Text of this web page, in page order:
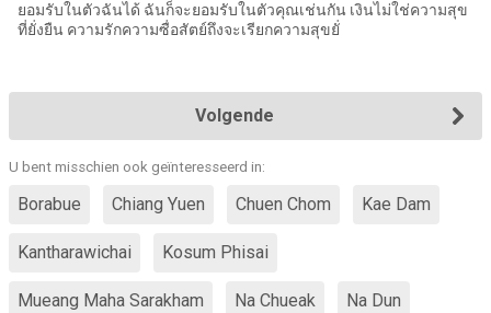
ยอมรับในตัวฉันได้ ฉันก็จะยอมรับในตัวคุณเช่นกัน เงินไม่ใช่ความสุข
ที่ยั่งยืน ความรักความซื่อสัตย์ถึงจะเรียกความสุขยั่
Volgende
U bent misschien ook geïnteresseerd in:
Borabue Chiang Yuen Chuen Chom Kae Dam
Kantharawichai Kosum Phisai
Mueang Maha Sarakham Na Chueak Na Dun